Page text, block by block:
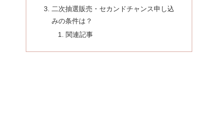
二次抽選販売・セカンドチャンス申し込
みの条件は？
関連記事